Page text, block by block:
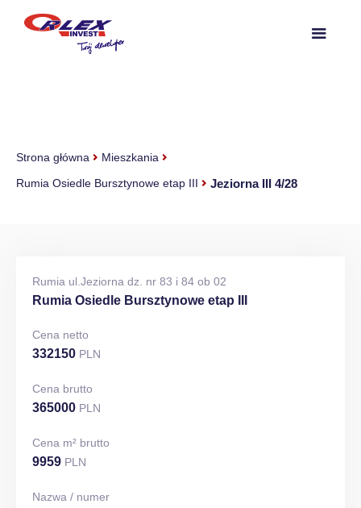
Strona główna
Mieszkania
Rumia Osiedle Bursztynowe etap III
Jeziorna III 4/28
Rumia ul.Jeziorna dz. nr 83 i 84 ob 02
Rumia Osiedle Bursztynowe etap III
Cena netto
332150 PLN
Cena brutto
365000 PLN
Cena m² brutto
9959 PLN
Nazwa / numer